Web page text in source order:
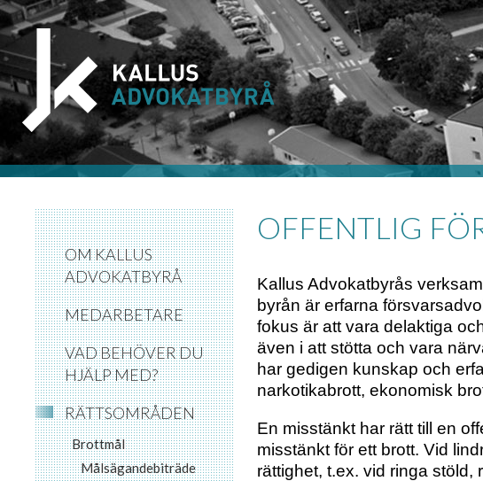
OM KALLUS
ADVOKATBYRÅ
MEDARBETARE
VAD BEHÖVER DU
HJÄLP MED?
RÄTTSOMRÅDEN
Brottmål
Målsägandebiträde
OFFENTLIG
Kallus Advokatbyrås
byrån är erfarna
fokus är att vara delaktiga
även i att stötta och vara
har gedigen kunskap och
narkotikabrott, ekonomisk
En misstänkt har rätt till en
misstänkt för ett brott. Vid
rättighet, t.ex. vid ringa